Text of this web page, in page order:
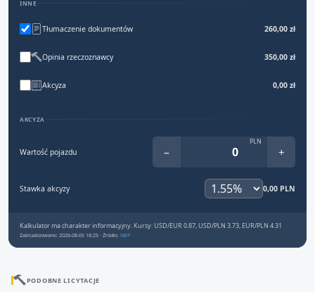
INNE
Tłumaczenie dokumentów 260,00 zł
Opinia rzeczoznawcy 350,00 zł
Akcyza 0,00 zł
AKCYZA
Wartość pojazdu −
PLN
+
Stawka akcyzy 0,00 PLN
Kalkulator ma charakter informacyjny. Kursy: USD/EUR 0.87, USD/PLN 3.73, EUR/PLN 4.31
Zaktualizowano: 2026-08-05 18:25 · Źródło: NBP
PODOBNE LICYTACJE